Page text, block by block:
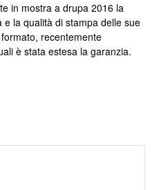
in mostra a drupa 2016 la
e la qualità di stampa delle sue
recentemente
è stata estesa la garanzia.